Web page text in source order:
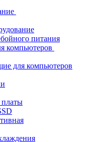
питания
компьютеров
для компьютеров